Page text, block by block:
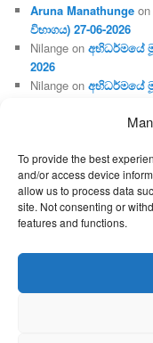
To provide the best
and/or access device
allow us to process data
site. Not consenting or
features and functions.
Aruna Manathunge
විභාගය) 27-06-2026
Nilange onඅභිධර්මයේ
2026
Nilange onඅභිධර්මයේ
Aruna Manathunge
Gunaratneon
ආහාර රූප) 02-05-2026